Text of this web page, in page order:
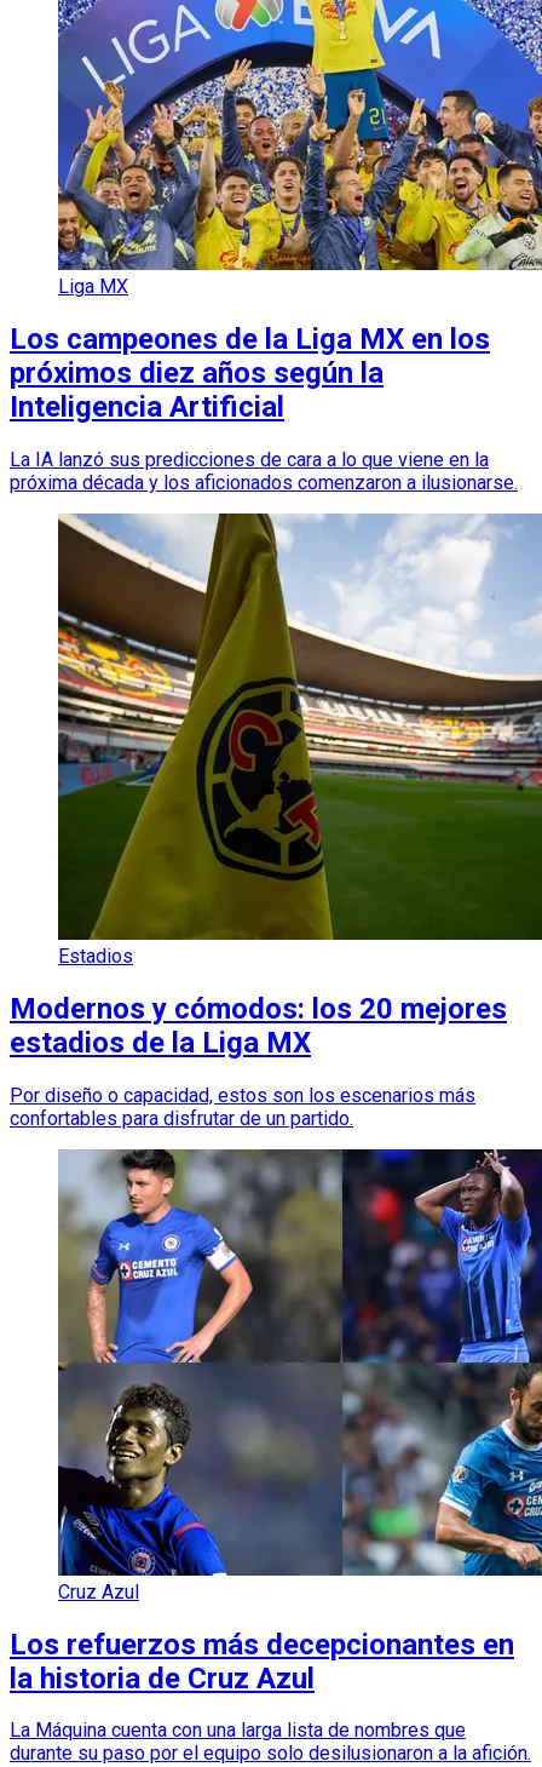
Liga MX
Los campeones de la Liga MX en los
próximos diez años según la
Inteligencia Artificial
La IA lanzó sus predicciones de cara a lo que viene en la
próxima década y los aficionados comenzaron a ilusionarse.
Estadios
Modernos y cómodos: los 20 mejores
estadios de la Liga MX
Por diseño o capacidad, estos son los escenarios más
confortables para disfrutar de un partido.
Cruz Azul
Los refuerzos más decepcionantes en
la historia de Cruz Azul
La Máquina cuenta con una larga lista de nombres que
durante su paso por el equipo solo desilusionaron a la afición.